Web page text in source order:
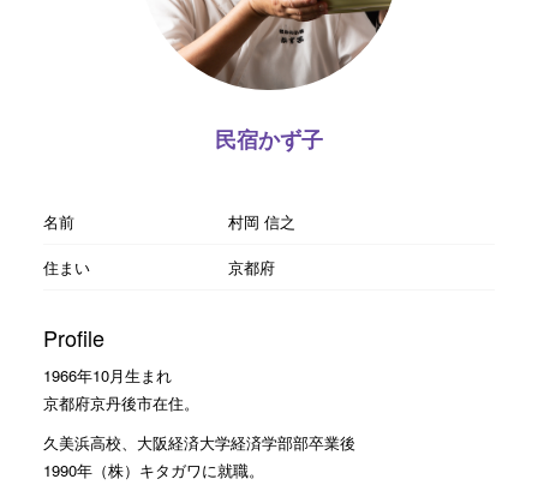
民宿かず子
名前
村岡 信之
住まい
京都府
Profile
1966年10月生まれ
京都府京丹後市在住。
久美浜高校、大阪経済大学経済学部部卒業後
1990年（株）キタガワに就職。